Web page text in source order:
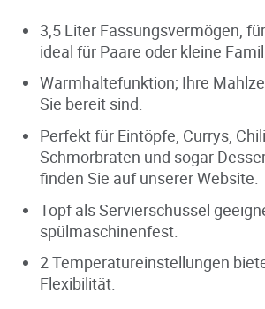
3,5 Liter Fassungsvermögen,
ideal für Paare oder kleine
Warmhaltefunktion; Ihre
Sie bereit sind.
Perfekt für Eintöpfe, Currys,
Schmorbraten und sogar
finden Sie auf unserer Website.
Topf als Servierschüssel
spülmaschinenfest.
2 Temperatureinstellungen
Flexibilität.